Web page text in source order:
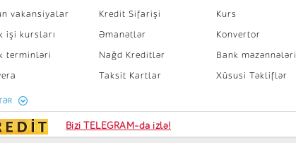
vakansiyalar
işi kursları
terminləri
inkişaf
Kredit Sifarişi
Əmanətlər
Nağd Kreditlər
Taksit Kartlar
Kart sifarişi
Kurs
Konvertor
Bank məzənnələri
Xüsusi Təkliflər
Bizi TELEGRAM-da izlə!